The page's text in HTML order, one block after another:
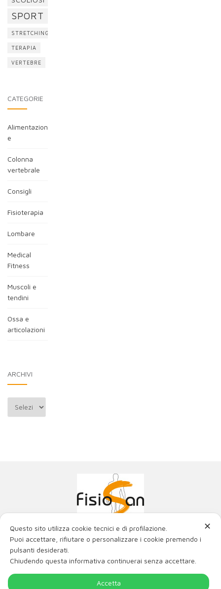
SPORT
STRETCHING
TERAPIA
VERTEBRE
CATEGORIE
Alimentazion
e
Colonna
vertebrale
Consigli
Fisioterapia
Lombare
Medical
Fitness
Muscoli e
tendini
Ossa e
articolazioni
ARCHIVI
Archivi
Poliambulatorio Fisiosan Srl
La miglior fisioterapia con i migliori ortopedici e fisiatri
di Trieste e Friuli Venezia Giulia.
Via Genova 21, 34121 Trieste
Via Matteotti 2/c, 34015 Muggia (TS)
P.IVA / C.F. 00980220321 num. REA- TS - 115514 -
✕
Questo sito utilizza cookie tecnici e di profilazione.
Puoi accettare, rifiutare o personalizzare i cookie premendo i
pulsanti desiderati.
Chiudendo questa informativa continuerai senza accettare.
Accetta